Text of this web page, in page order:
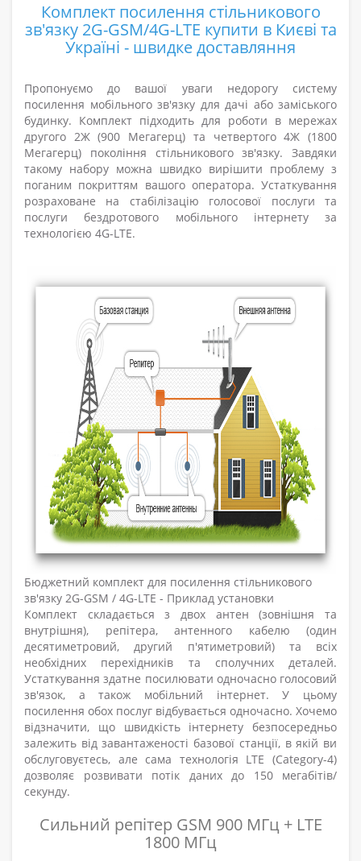
Комплект посилення стільникового
зв'язку 2G-GSM/4G-LTE купити в Києві та
Україні - швидке доставляння
Пропонуємо до вашої уваги недорогу систему
посилення мобільного зв'язку для дачі або заміського
будинку. Комплект підходить для роботи в мережах
другого 2Ж (900 Мегагерц) та четвертого 4Ж (1800
Мегагерц) покоління стільникового зв'язку. Завдяки
такому набору можна швидко вирішити проблему з
поганим покриттям вашого оператора. Устаткування
розраховане на стабілізацію голосової послуги та
послуги бездротового мобільного інтернету за
технологією 4G-LTE.
Бюджетний комплект для посилення стільникового
зв'язку 2G-GSM / 4G-LTE - Приклад установки
Комплект складається з двох антен (зовнішня та
внутрішня), репітера, антенного кабелю (один
десятиметровий, другий п'ятиметровий) та всіх
необхідних перехідників та сполучних деталей.
Устаткування здатне посилювати одночасно голосовий
зв'язок, а також мобільний інтернет. У цьому
посилення обох послуг відбувається одночасно. Хочемо
відзначити, що швидкість інтернету безпосередньо
залежить від завантаженості базової станції, в якій ви
обслуговуєтесь, але сама технологія LTE (Category-4)
дозволяє розвивати потік даних до 150 мегабітів/
секунду.
Сильний репітер GSM 900 МГц + LTE
1800 МГц